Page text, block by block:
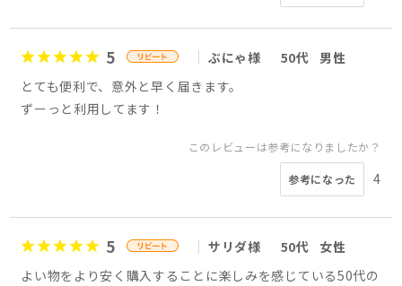
5 ぶにゃ様 50代
男性
とても便利で、意外と早く届きます。
ずーっと利用してます！
このレビューは参考になりましたか？
参考になった 4
5 サリダ様 50代
女性
よい物をより安く購入することに楽しみを感じている50代の